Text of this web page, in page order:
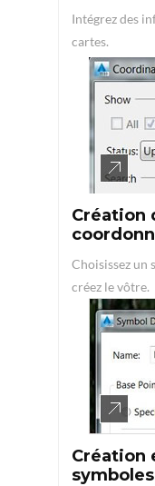
Intégrez des
cartes.
Création
Choisissez un
créez le vôtre.
Création
symboles